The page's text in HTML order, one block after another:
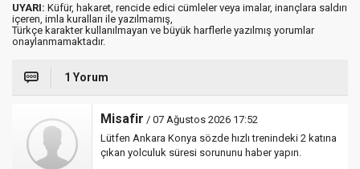
UYARI: Küfür, hakaret, rencide edici cümleler veya imalar, inançlara saldırı
içeren, imla kuralları ile yazılmamış,
Türkçe karakter kullanılmayan ve büyük harflerle yazılmış yorumlar
onaylanmamaktadır.
1 Yorum
Misafir / 07 Ağustos 2026 17:52
Lütfen Ankara Konya sözde hızlı trenindeki 2 katına
çıkan yolculuk süresi sorununu haber yapın.